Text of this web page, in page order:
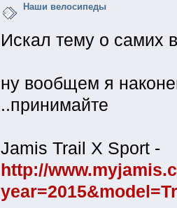
Наши велосипеды
Искал тему о самих
ну вообщем я
..принимайте
Jamis Trail X Sport -
http://